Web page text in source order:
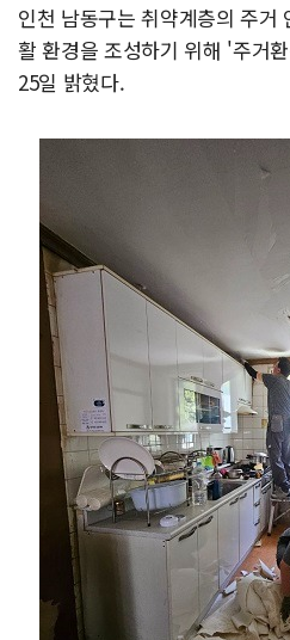
인천 남동구는 취약계층의 주거
활 환경을 조성하기 위해 '주거
25일 밝혔다.